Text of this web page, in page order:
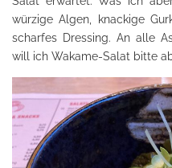
würzige Algen, knackige
scharfes Dressing. An alle
will ich Wakame-Salat bitte